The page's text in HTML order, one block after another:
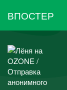
ВПОСТЕР